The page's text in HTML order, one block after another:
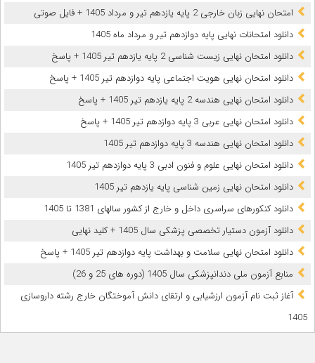
امتحان نهایی زبان خارجی 2 پایه یازدهم تیر و مرداد 1405 + فایل صوتی
دانلود امتحانات نهایی پایه دوازدهم تیر و مرداد ماه 1405
دانلود امتحان نهایی زیست شناسی 2 پایه یازدهم تیر 1405 + پاسخ
دانلود امتحان نهایی هویت اجتماعی پایه دوازدهم تیر 1405 + پاسخ
دانلود امتحان نهایی هندسه 2 پایه یازدهم تیر 1405 + پاسخ
دانلود امتحان نهایی عربی 3 پایه دوازدهم تیر 1405 + پاسخ
دانلود امتحان نهایی هندسه 3 پایه دوازدهم تیر 1405
دانلود امتحان نهایی علوم و فنون ادبی 3 پایه دوازدهم تیر 1405
دانلود امتحان نهایی زمین شناسی پایه یازدهم تیر 1405
دانلود کنکورهای سراسری داخل و خارج از کشور سالهای 1381 تا 1405
دانلود آزمون دستیار تخصصی پزشکی سال 1405 + کلید نهایی
دانلود امتحان نهایی سلامت و بهداشت پایه دوازدهم تیر 1405 + پاسخ
ﻣﻨﺎﺑﻊ آزﻣﻮن ﻣﻠﯽ دندانپزشکی سال 1405 (دوره های 25 و 26)
آغاز ثبت نام آزمون‌ ارزشیابی و ارتقای دانش آموختگان خارج رشته داروسازی
1405